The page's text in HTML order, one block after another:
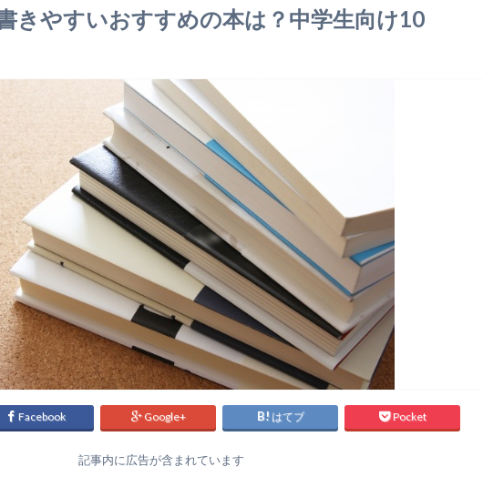
きやすいおすすめの本は？中学生向け10
Facebook Google+ はてブ Pocket
記事内に広告が含まれています